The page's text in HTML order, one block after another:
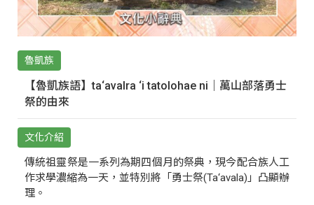
魯凱族
【魯凱族語】ta‘avalra ‘i tatolohae ni｜萬山部落勇士
祭的由來
文化介紹
傳統祖靈祭是一系列為期四個月的祭典，現今配合族人工
作求學濃縮為一天，並特別將「勇士祭(Ta‘avala)」凸顯辦
理。